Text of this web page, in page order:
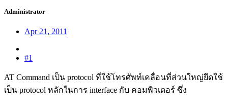
Administrator
Apr 21, 2011
#1
AT Command เป็น protocol ที่ใช้โทรศัพท์เคลื่อนที่ส่วนใหญ่ยึดใช้
เป็น protocol หลักในการ interface กับ คอมพิวเตอร์ ซึ่ง